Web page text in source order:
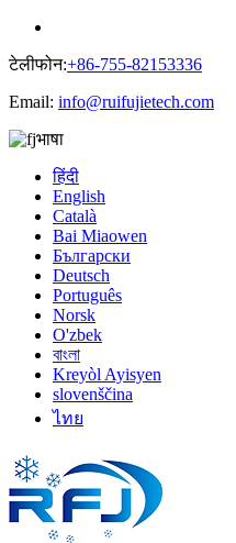
टेलीफोन:+86-755-82153336
Email: info@ruifujietech.com
भाषा
हिंदी
English
Català
Bai Miaowen
Български
Deutsch
Português
Norsk
O'zbek
বাংলা
Kreyòl Ayisyen
slovenščina
ไทย